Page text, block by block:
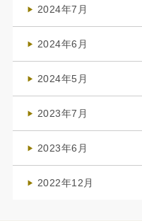
2024年7月
2024年6月
2024年5月
2023年7月
2023年6月
2022年12月